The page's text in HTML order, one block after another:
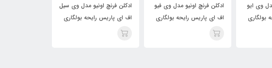
ادکلن فرنچ اونیو مدل وی فیو
اف ای پاریس رایحه بولگاری
له جم آزاران ( vie feu
ادکلن فرنچ اونیو مدل وی سیل
اف ای پاریس رایحه بولگاری
تایگار ( vie ciel ) Bvlgari
ادکلن فرنچ اونیو مدل وی ایو
اف ای پاریس رایحه بولگاری